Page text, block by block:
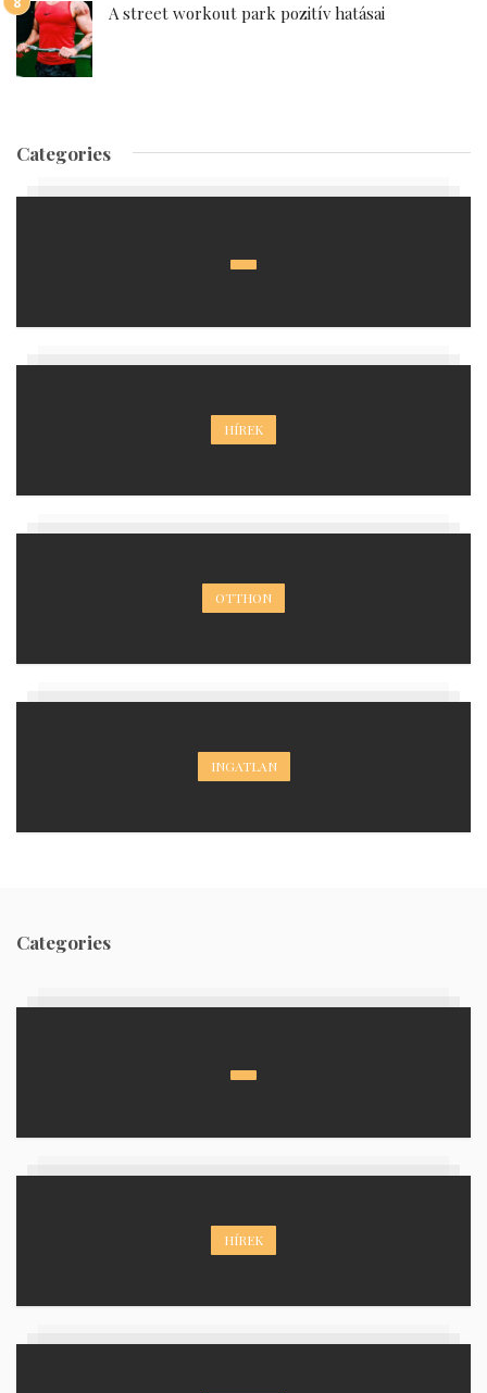
A street workout park pozitív hatásai
Categories
HÍREK
OTTHON
INGATLAN
Categories
HÍREK